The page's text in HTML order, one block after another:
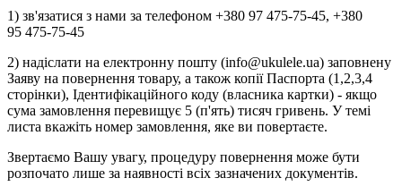
1) зв'язатися з нами за телефоном +380 97 475-75-45, +380
95 475-75-45
2) надіслати на електронну пошту (info@ukulele.ua) заповнену
Заяву на повернення товару, а також копії Паспорта (1,2,3,4
сторінки), Ідентифікаційного коду (власника картки) - якщо
сума замовлення перевищує 5 (п'ять) тисяч гривень. У темі
листа вкажіть номер замовлення, яке ви повертаєте.
Звертаємо Вашу увагу, процедуру повернення може бути
розпочато лише за наявності всіх зазначених документів.